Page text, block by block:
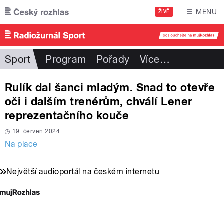
Přejít k hlavnímu obsahu
ŽIVĚ MENU
Sport Program Pořady Více…
Rulík dal šanci mladým. Snad to otevře
oči i dalším trenérům, chválí Lener
reprezentačního kouče
19. červen 2024
Na place
Největší audioportál na českém internetu